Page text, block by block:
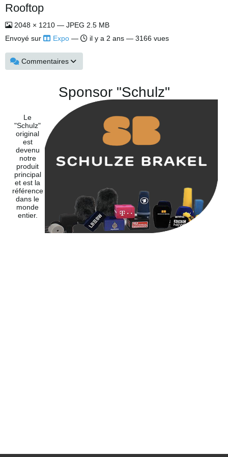
Rooftop
2048 × 1210 — JPEG 2.5 MB
Envoyé sur
Expo — il y a 2 ans — 3166 vues
Commentaires
Sponsor "Schulz"
Le
"Schulz"
original
est
devenu
notre
produit
principal
et est la
référence
dans le
monde
entier.